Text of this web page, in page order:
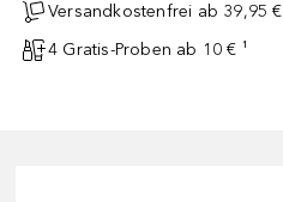
Versandkostenfrei ab 39,95 €
4 Gratis-Proben ab 10 € ¹